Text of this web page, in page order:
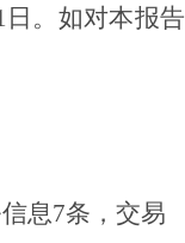
。如对本报告
息7条，交易